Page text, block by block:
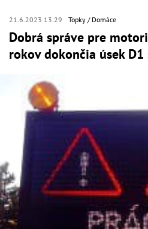
21.6.2023 13:29 Topky Domáce
Dobrá správe pre
rokov dokončia úsek